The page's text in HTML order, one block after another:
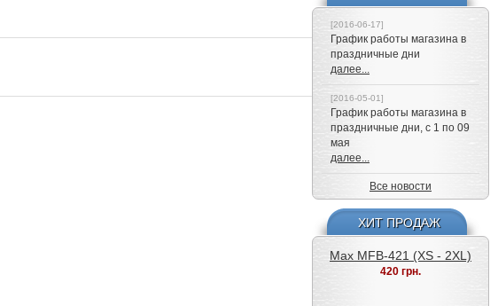
[2016-06-17]
График работы магазина в
праздничные дни
далее...
[2016-05-01]
График работы магазина в
праздничные дни, с 1 по 09
мая
далее...
Все новости
ХИТ ПРОДАЖ
340 грн.
Атлетический пояс Mad
Max MFB-421 (XS - 2XL)
420 грн.